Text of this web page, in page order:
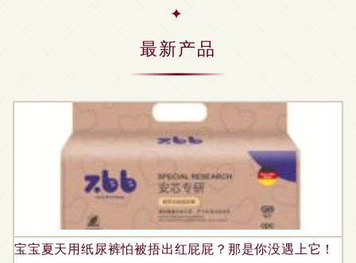
最新产品
宝宝夏天用纸尿裤怕被捂出红屁屁？那是你没遇上它！